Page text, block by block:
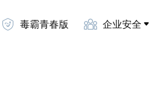
毒霸青春版 企业安全